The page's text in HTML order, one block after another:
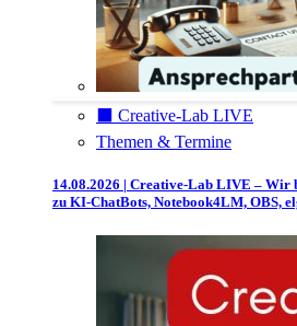
⬛️ Creative-Lab LIVE
Themen & Termine
14.08.2026 | Creative-Lab LIVE – Wir
zu KI-ChatBots, Notebook4LM, OBS,